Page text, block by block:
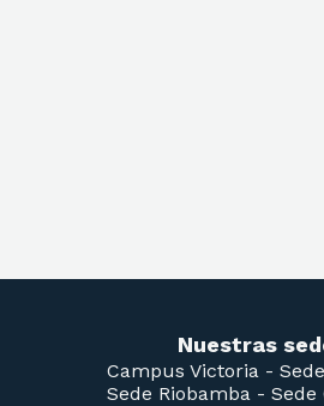
Nuestras
Campus Victoria -
Sede Riobamba - Sede